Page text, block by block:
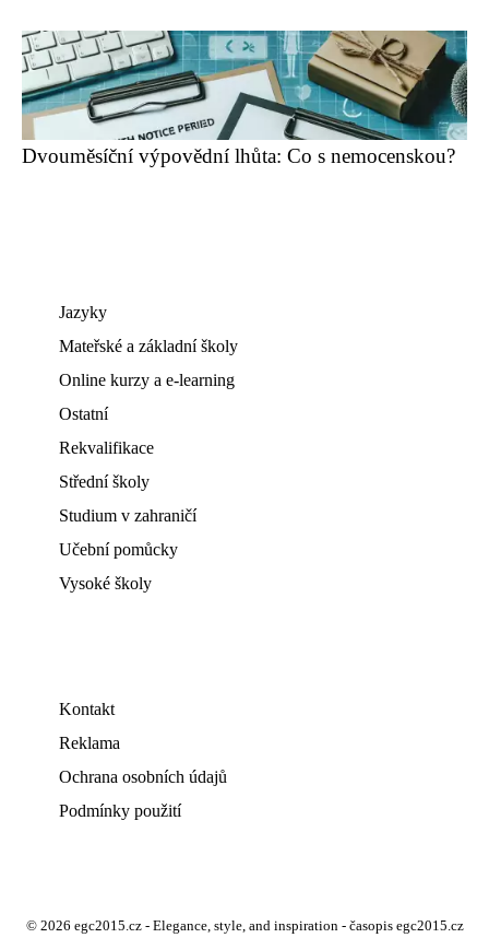
Dvouměsíční výpovědní lhůta: Co s nemocenskou?
Jazyky
Mateřské a základní školy
Online kurzy a e-learning
Ostatní
Rekvalifikace
Střední školy
Studium v zahraničí
Učební pomůcky
Vysoké školy
Kontakt
Reklama
Ochrana osobních údajů
Podmínky použití
© 2026 egc2015.cz - Elegance, style, and inspiration - časopis egc2015.cz